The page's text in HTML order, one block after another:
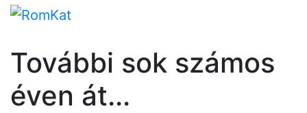
További sok számos
éven át...